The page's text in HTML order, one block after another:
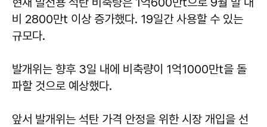
비 2800만t 이상 증가했다. 19일간 사용할 수 있는
규모다.
발개위는 향후 3일 내에 비축량이 1억1000만t을 돌
파할 것으로 예상했다.
앞서 발개위는 석탄 가격 안정을 위한 시장 개입을 선